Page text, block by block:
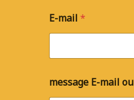
E-mail *
message E-mail ou